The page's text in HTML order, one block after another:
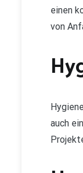
einen
von
auch